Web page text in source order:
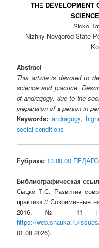
THE DEVELOPMENT
Sicko
Nizhny Novgorod State
Abstract
This article is devoted to
science and practice.
of andragogy, due to the
preparation of a person in
Keywords: andragogy,
social conditions
Рубрика: 13.00.00
Библиографическая
Сыцко Т.С. Развитие
практики // Современные
2016. № 11
https://web.snauka.ru/
01.08.2026).